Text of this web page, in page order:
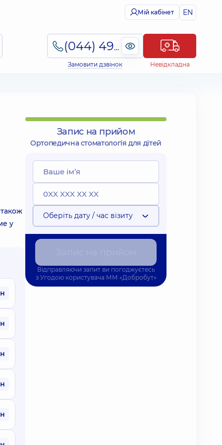
Мій кабінет EN
(044) 495-2-888
Замовити дзвінок Невідкладна
у
Запис на прийом
Ортопедична стоматологія для дітей
Оберіть дату / час візиту
Відправляючи запит ви погоджуєтесь
з Угодою користувача ММ «Добробут»